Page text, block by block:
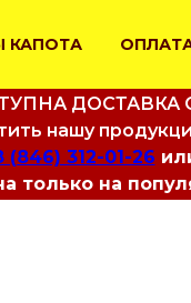
КАПОТА
ДОСТАВКА
нашу
(846) 312-01-26
на